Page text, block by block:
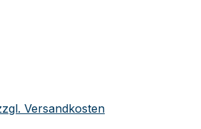
Versandkosten